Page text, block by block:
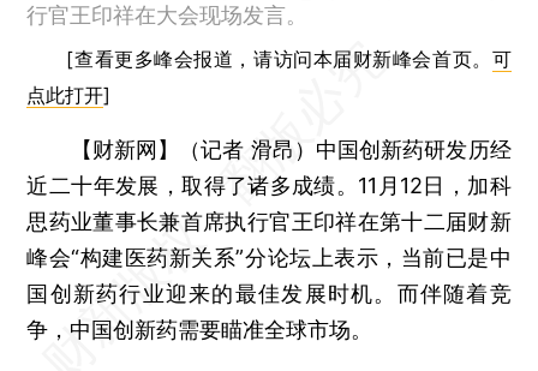
行官王印祥在大会现场发言。
[查看更多峰会报道，请访问本届财新峰会首页。 可
点此打开]
【财新网】（记者 滑昂） 中国创新药研发历经
近二十年发展，取得了诸多成绩。11月12日，加科
思药业董事长兼首席执行官王印祥在第十二届财新
峰会“构建医药新关系”分论坛上表示，当前已是中
国创新药行业迎来的最佳发展时机。而伴随着竞
争，中国创新药需要瞄准全球市场。